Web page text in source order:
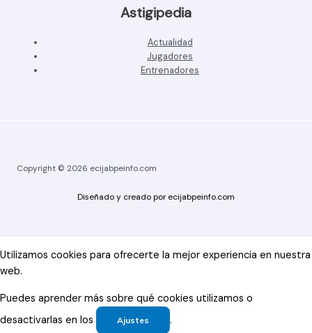
Astigipedia
Actualidad
Jugadores
Entrenadores
Copyright © 2026 ecijabpeinfo.com
Diseñado y creado por ecijabpeinfo.com
Utilizamos cookies para ofrecerte la mejor experiencia en nuestra
web.
Puedes aprender más sobre qué cookies utilizamos o
desactivarlas en los
Ajustes .